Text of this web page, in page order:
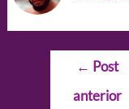
Navegação
Post
← Post
anterior